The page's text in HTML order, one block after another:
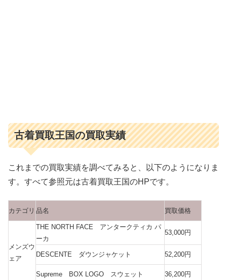
古着買取王国の買取実績
これまでの買取実績を調べてみると、以下のようになりま
す。すべて参照元は古着買取王国のHPです。
カテゴリ 品名 買取価格
メンズウ
ェア
THE NORTH FACE アンタークティカ パ
ーカ
53,000円
DESCENTE ダウンジャケット 52,200円
Supreme BOX LOGO スウェット 36,200円